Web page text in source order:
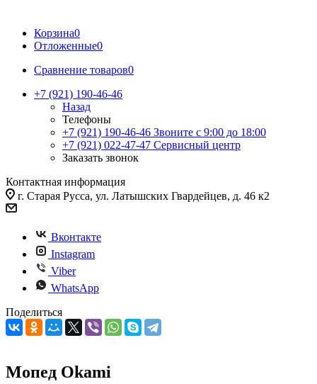
Корзина0
Отложенные0
Сравнение товаров0
+7 (921) 190-46-46
Назад
Телефоны
+7 (921) 190-46-46 Звоните с 9:00 до 18:00
+7 (921) 022-47-47 Сервисный центр
Заказать звонок
Контактная информация
г. Старая Русса, ул. Латышских Гвардейцев, д. 46 к2
Вконтакте
Instagram
Viber
WhatsApp
Поделиться
Мопед Okami